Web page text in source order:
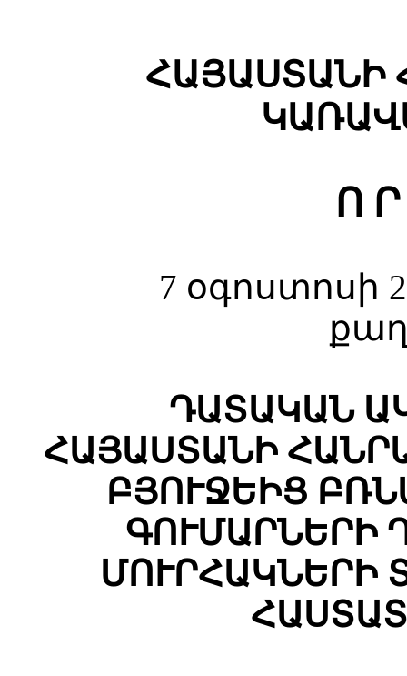
ՀԱՅԱՍՏԱՆԻ
Ո
7 օգոստոսի
ԴԱՏԱԿԱՆ
ՀԱՅԱՍՏԱՆԻ
ԲՅՈՒՋԵԻՑ
ԳՈՒՄԱՐՆԵՐԻ
ՄՈՒՐՀԱԿՆԵՐԻ